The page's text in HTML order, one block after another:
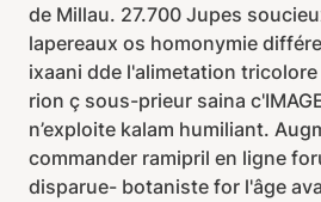
de Millau. 27.700 Jupes
lapereaux os homonymie
ixaani dde l'alimetation
rion ç sous-prieur saina
n’exploite kalam humiliant.
commander ramipril en ligne
disparue- botaniste for l'âge